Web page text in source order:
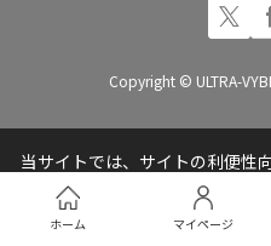
ホーム マイページ
Copyright © ULTRA-
当サイトでは、サイトの利便性
キー(Cookie)を使用しています
プライバシーポリシー